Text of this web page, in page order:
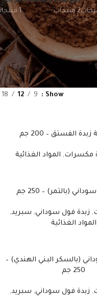
2 منتجات
1 منتجات
Show
9
12
18
الفستق – 200 جم
مكسرات, المواد الغذائية
(بالتمر) – 250 جم
, زبدة فول سوداني, سبريد,
المواد الغذائية
(بالسكر البني الهندي) –
250 جم
, زبدة فول سوداني, سبريد,